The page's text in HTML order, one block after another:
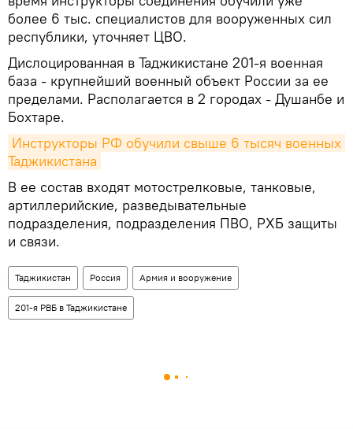
более 6 тыс. специалистов для вооруженных сил
республики, уточняет ЦВО.
Дислоцированная в Таджикистане 201-я военная
база - крупнейший военный объект России за ее
пределами. Располагается в 2 городах - Душанбе и
Бохтаре.
Инструкторы РФ обучили свыше 6 тысяч военных
Таджикистана
В ее состав входят мотострелковые, танковые,
артиллерийские, разведывательные
подразделения, подразделения ПВО, РХБ защиты
и связи.
Таджикистан Россия Армия и вооружение
201-я РВБ в Таджикистане